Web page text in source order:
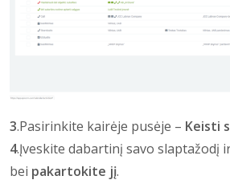
3.Pasirinkite kairėje pusėje – Keisti
4.Įveskite dabartinį savo slaptažodį
bei pakartokite jį.